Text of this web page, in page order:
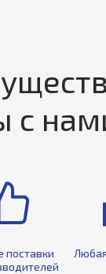
с
поставки